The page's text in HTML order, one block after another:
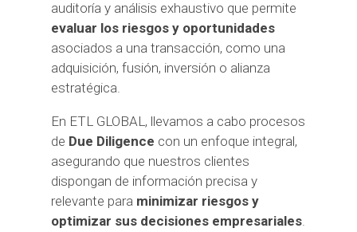
auditoría y análisis exhaustivo que permite
evaluar los riesgos y oportunidades
asociados a una transacción, como una
adquisición, fusión, inversión o alianza
estratégica.
En ETL GLOBAL, llevamos a cabo procesos
de Due Diligence con un enfoque integral,
asegurando que nuestros clientes
dispongan de información precisa y
relevante para minimizar riesgos y
optimizar sus decisiones empresariales.